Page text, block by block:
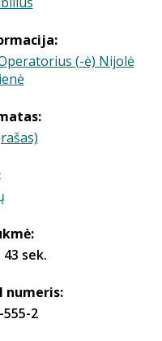
(-ė) Nijolė
43 sek.
numeris:
555-2